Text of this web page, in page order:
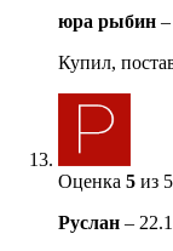
юра рыбин –
Купил,
Оценка 5 из 5
Руслан –